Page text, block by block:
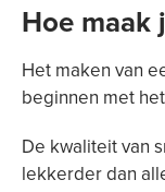
Hoe maak
Het maken van
beginnen met
De kwaliteit van
lekkerder dan